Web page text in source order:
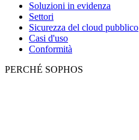
Soluzioni in evidenza
Settori
Sicurezza del cloud pubblico
Casi d'uso
Conformità
PERCHÉ SOPHOS